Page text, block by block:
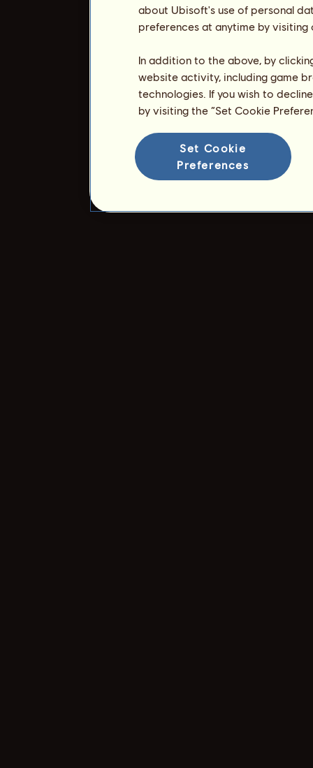
about Ubisoft's use of personal
preferences at anytime by
In addition to the above, by
website activity, including game
technologies. If you wish to
by visiting the “Set Cookie
Set Cookie
Preferences